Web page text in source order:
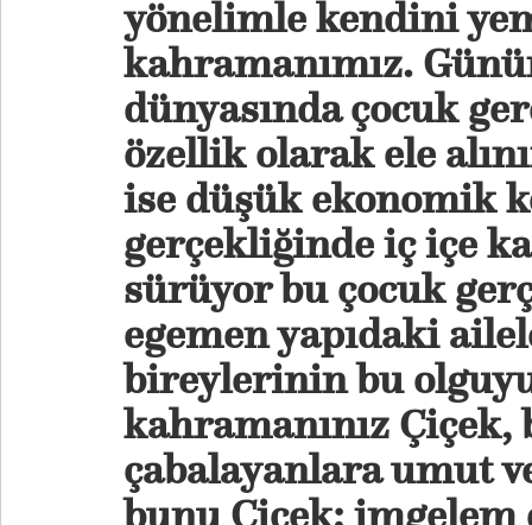
yönelimle kendini
kahramanımız.
dünyasında çocuk
özellik olarak ele
ise düşük ekonomik
gerçekliğinde iç içe
sürüyor bu çocuk
egemen yapıdaki
bireylerinin bu
kahramanınız Çiçek,
çabalayanlara umut
bunu Çiçek; imgelem